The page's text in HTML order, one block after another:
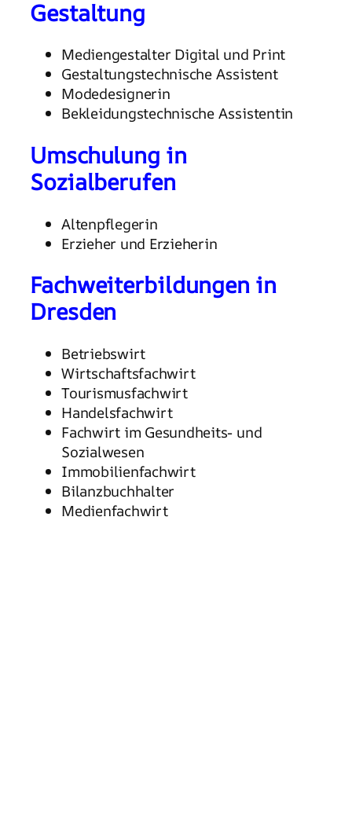
Gestaltung
Mediengestalter Digital und Print
Gestaltungstechnische Assistent
Modedesignerin
Bekleidungstechnische Assistentin
Umschulung in
Sozialberufen
Altenpflegerin
Erzieher und Erzieherin
Fachweiterbildungen in
Dresden
Betriebswirt
Wirtschaftsfachwirt
Tourismusfachwirt
Handelsfachwirt
Fachwirt im Gesundheits- und
Sozialwesen
Immobilienfachwirt
Bilanzbuchhalter
Medienfachwirt